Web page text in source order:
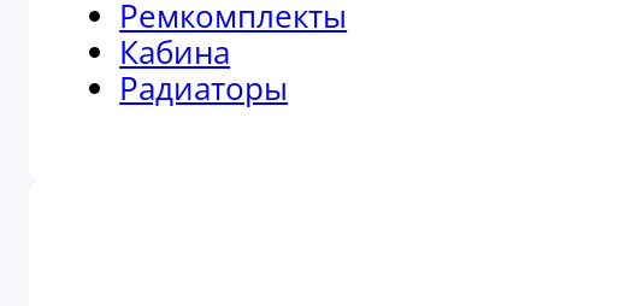
Ремкомплекты
Кабина
Радиаторы